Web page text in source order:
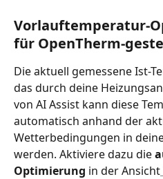
Vorlauftemperatur-
für OpenTherm-
Die aktuell gemessene Ist-
das durch deine
von AI Assist kann diese
automatisch anhand der
Wetterbedingungen in
werden. Aktiviere dazu die
Optimierung in der Ansicht